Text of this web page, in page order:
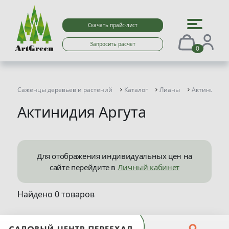
Скачать прайс-лист
Запросить расчет 0
Саженцы деревьев и растений Каталог Лианы Актинидия
Актинидия Аргута
Для отображения индивидуальных цен на
сайте перейдите в Личный кабинет
Найдено 0 товаров